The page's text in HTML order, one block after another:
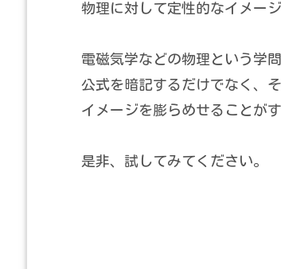
物理に対して定性的なイメー
電磁気学などの物理という学問
公式を暗記するだけでなく、
イメージを膨らめせることが
是非、試してみてください。